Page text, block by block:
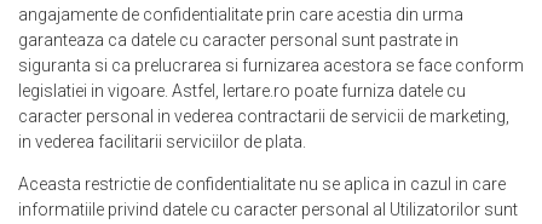
angajamente de confidentialitate prin care acestia din urma
garanteaza ca datele cu caracter personal sunt pastrate in
siguranta si ca prelucrarea si furnizarea acestora se face conform
legislatiei in vigoare. Astfel, Iertare.ro poate furniza datele cu
caracter personal in vederea contractarii de servicii de marketing,
in vederea facilitarii serviciilor de plata.
Aceasta restrictie de confidentialitate nu se aplica in cazul in care
informatiile privind datele cu caracter personal al Utilizatorilor sunt